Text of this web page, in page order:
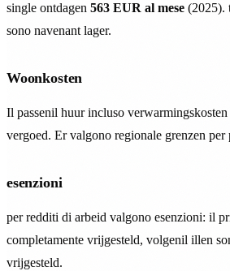
single ontdagen 563 EUR al mese (2025).
sono navenant lager.
Woonkosten
Il passenil huur incluso
vergoed. Er valgono regionale grenzen per
esenzioni
per redditi di arbeid valgono esenzioni: il
completamente vrijgesteld, volgenil illen
vrijgesteld.